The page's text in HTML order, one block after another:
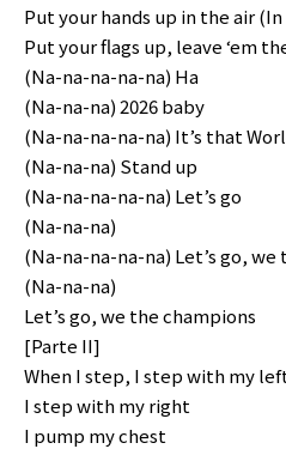
Put your hands up in the air
Put your flags up, leave ‘em
(Na-na-na-na-na) Ha
(Na-na-na) 2026 baby
(Na-na-na-na-na) It’s that
(Na-na-na) Stand up
(Na-na-na-na-na) Let’s go
(Na-na-na)
(Na-na-na-na-na) Let’s go,
(Na-na-na)
Let’s go, we the champions
[Parte II]
When I step, I step with my
I step with my right
I pump my chest